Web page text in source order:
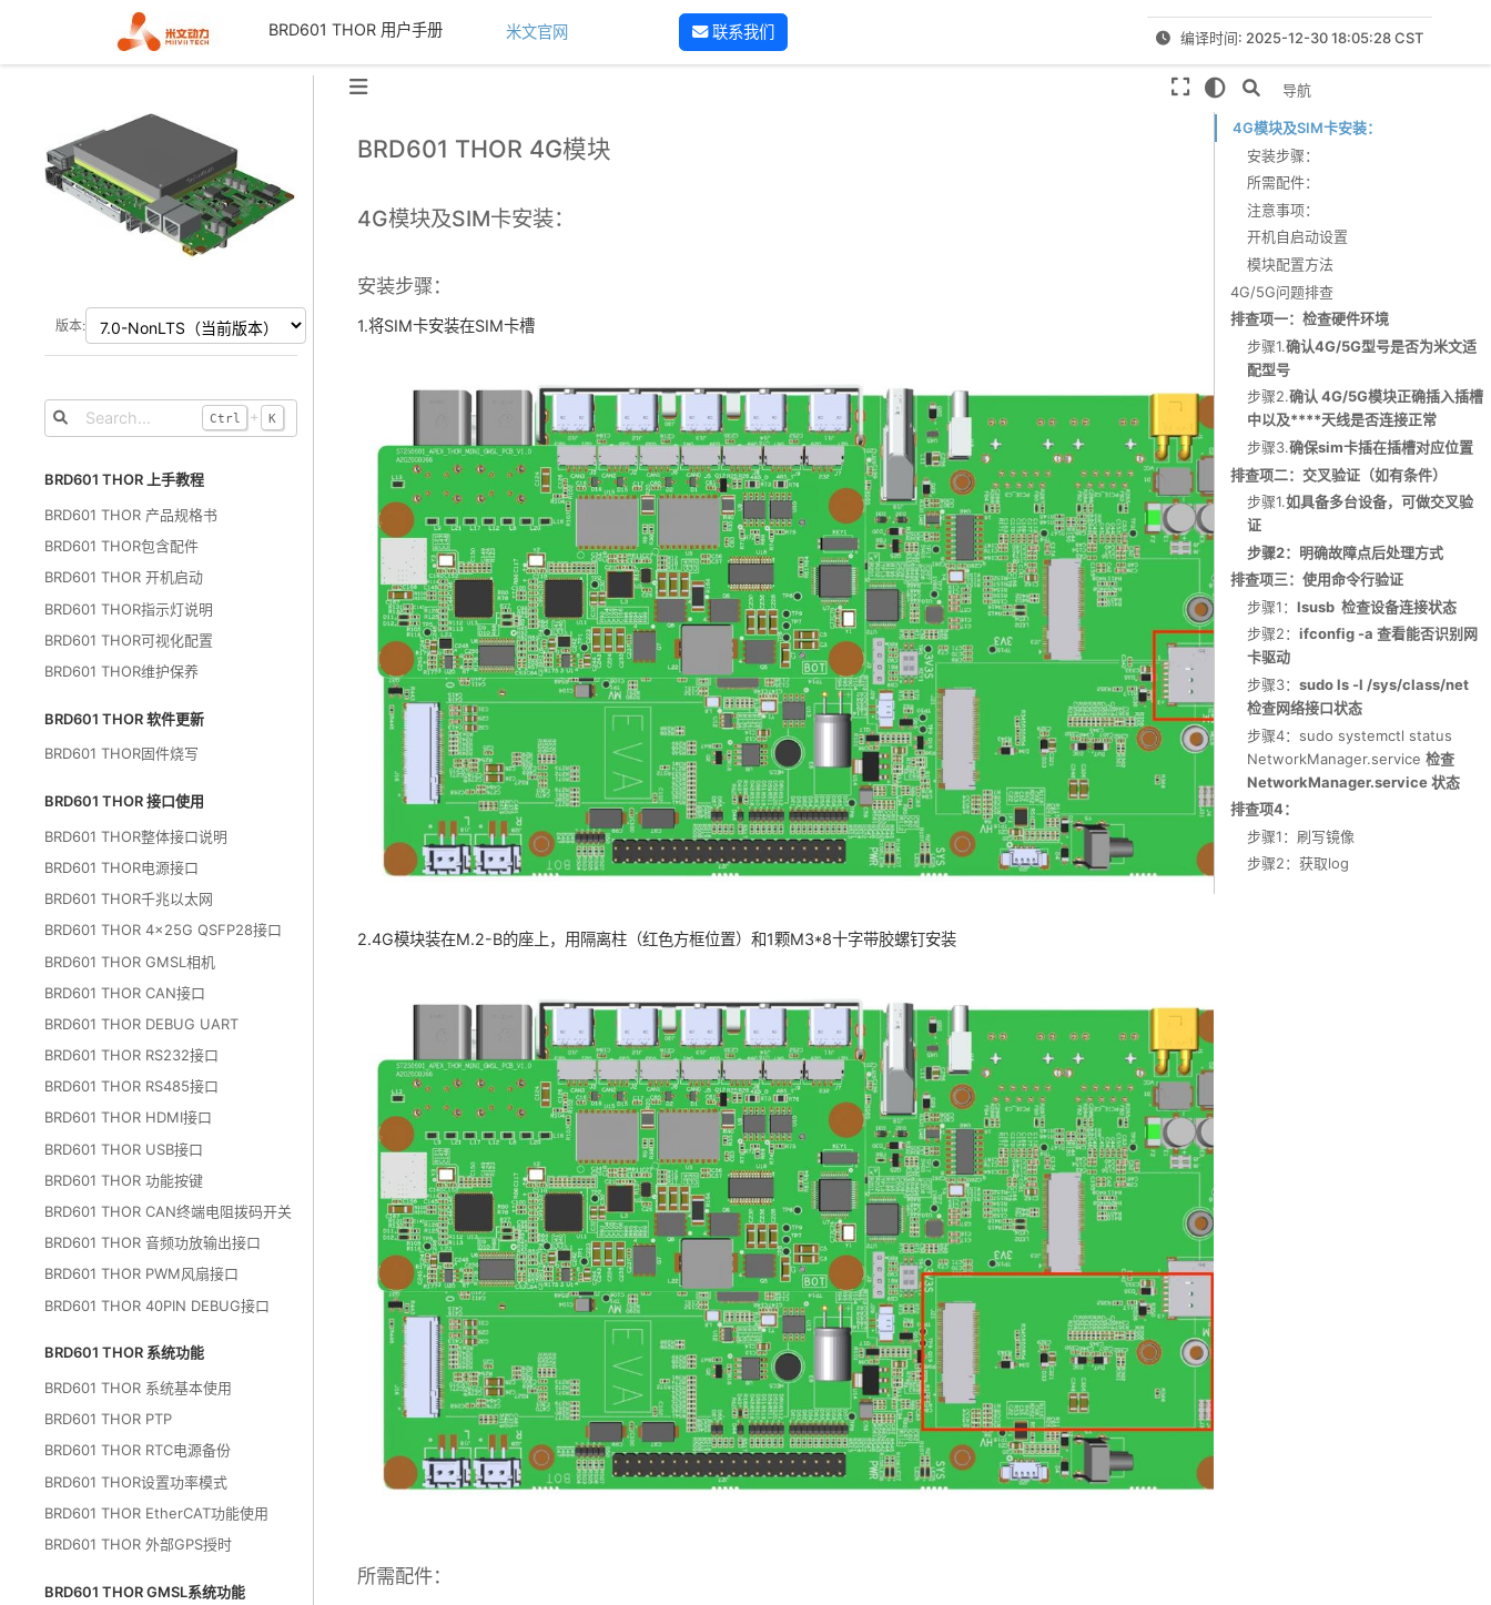
BRD601 THOR 用户手册 米文官网 联系我们 编译时间: 2025-12-30 18:05:28 CST
版本:
Ctrl + K
BRD601 THOR 上手教程
BRD601 THOR 产品规格书
BRD601 THOR包含配件
BRD601 THOR 开机启动
BRD601 THOR指示灯说明
BRD601 THOR可视化配置
BRD601 THOR维护保养
BRD601 THOR 软件更新
BRD601 THOR固件烧写
BRD601 THOR 接口使用
BRD601 THOR整体接口说明
BRD601 THOR电源接口
BRD601 THOR千兆以太网
BRD601 THOR 4x25G QSFP28接口
BRD601 THOR GMSL相机
BRD601 THOR CAN接口
BRD601 THOR DEBUG UART
BRD601 THOR RS232接口
BRD601 THOR RS485接口
BRD601 THOR HDMI接口
BRD601 THOR USB接口
BRD601 THOR 功能按键
BRD601 THOR CAN终端电阻拨码开关
BRD601 THOR 音频功放输出接口
BRD601 THOR PWM风扇接口
BRD601 THOR 40PIN DEBUG接口
BRD601 THOR 系统功能
BRD601 THOR 系统基本使用
BRD601 THOR PTP
BRD601 THOR RTC电源备份
BRD601 THOR设置功率模式
BRD601 THOR EtherCAT功能使用
BRD601 THOR 外部GPS授时
BRD601 THOR GMSL系统功能
BRD601 THOR 4G模块
4G模块及SIM卡安装：
安装步骤：
1.将SIM卡安装在SIM卡槽
2.4G模块装在M.2-B的座上，用隔离柱（红色方框位置）和1颗M3*8十字带胶螺钉安装
所需配件：
本页导航
4G模块及SIM卡安装：
安装步骤：
所需配件：
注意事项：
开机自启动设置
模块配置方法
4G/5G问题排查
排查项一：检查硬件环境
步骤1.确认4G/5G型号是否为米文适
配型号
步骤2.确认 4G/5G模块正确插入插槽
中以及****天线是否连接正常
步骤3.确保sim卡插在插槽对应位置
排查项二：交叉验证（如有条件）
步骤1.如具备多台设备，可做交叉验
证
步骤2：明确故障点后处理方式
排查项三：使用命令行验证
步骤1： lsusb 检查设备连接状态
步骤2： ifconfig -a 查看能否识别网
卡驱动
步骤3： sudo ls -l /sys/class/net
检查网络接口状态
步骤4：sudo systemctl status
NetworkManager.service 检查
NetworkManager.service 状态
排查项4：
步骤1：刷写镜像
步骤2：获取log